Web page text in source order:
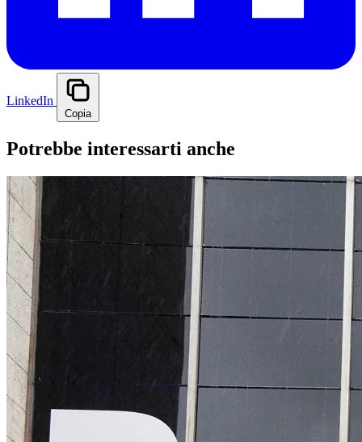
LinkedIn
Copia
Potrebbe interessarti anche